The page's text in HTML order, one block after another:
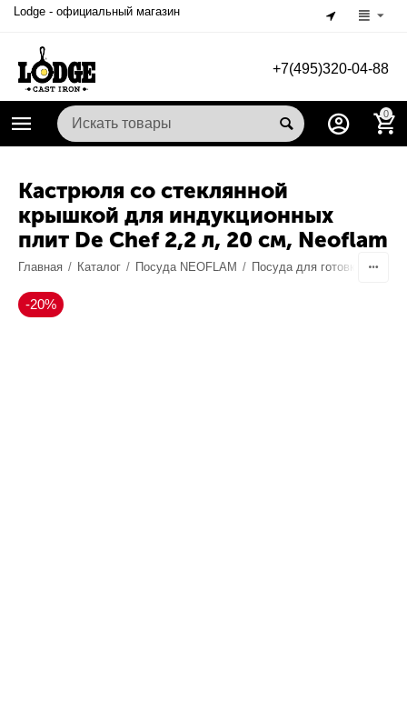
Lodge - официальный магазин
+7(495)320-04-88
0
Кастрюля со стеклянной
крышкой для индукционных
плит De Chef 2,2 л, 20 см, Neoflam
Главная / Каталог / Посуда NEOFLAM / Посуда для готовки /
-20%